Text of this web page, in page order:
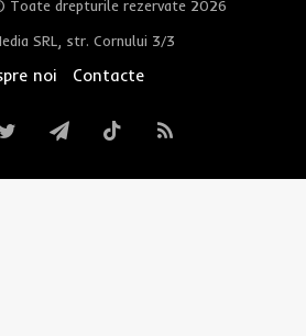
Toate drepturile rezervate 2026
SRL, str. Cornului 3/3
noi Contacte
TwitterTelegramTikTokRSS